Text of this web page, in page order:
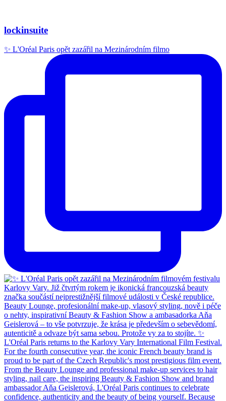
lockinsuite
✨ L'Oréal Paris opět zazářil na Mezinárodním filmo